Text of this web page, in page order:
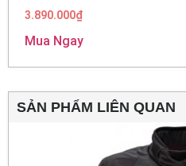
3.890.000₫
Mua Ngay
SẢN PHẨM LIÊN QUAN